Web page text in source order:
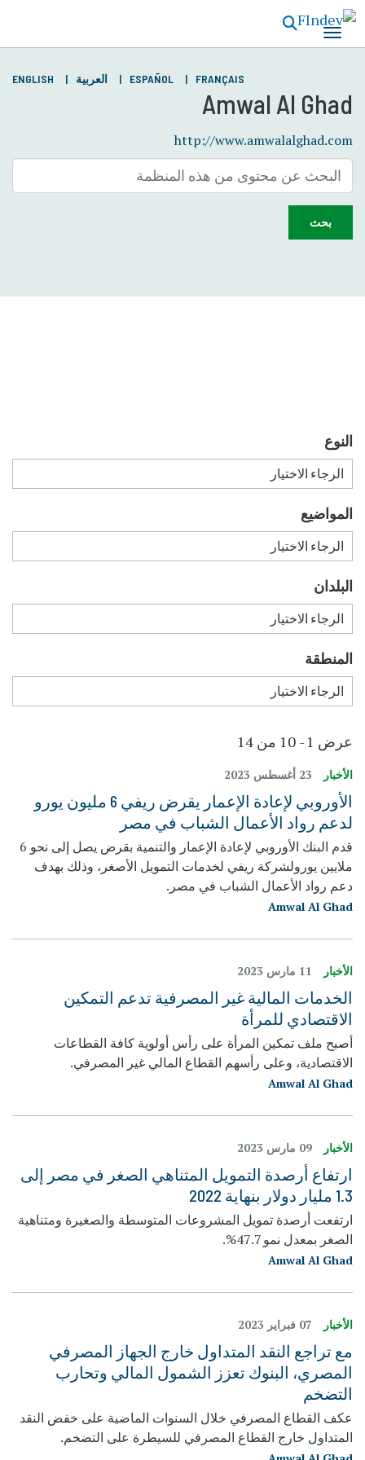
الرئيسي
Amwal Al Ghad
http://www.amwalalghad.com
FRANÇAIS
ESPAÑOL العربية ENGLISH
بحث
عرض 1 - 10 من 14
الأخبار 23 أغسطس 2023
الأوروبي لإعادة الإعمار يقرض ريفي 6 مليون يورو
لدعم رواد الأعمال الشباب في مصر
قدم البنك الأوروبي لإعادة الإعمار والتنمية بقرض يصل إلى نحو 6
ملايين يورولشركة ريفي لخدمات التمويل الأصغر، وذلك بهدف
دعم رواد الأعمال الشباب في مصر.
Amwal Al Ghad
الأخبار
الخدمات المالية غير المصرفية تدعم التمكين
الاقتصادي للمرأة
أصبح ملف تمكين المرأة على رأس أولوية كافة القطاعات
الاقتصادية، وعلى رأسهم القطاع المالي غير المصرفي.
Amwal Al Ghad
الأخبار 09 مارس 2023
ارتفاع أرصدة التمويل المتناهي الصغر في مصر إلى
1.3 مليار دولار بنهاية 2022
ارتفعت أرصدة تمويل المشروعات المتوسطة والصغيرة ومتناهية
الصغر بمعدل نمو 47.7%.
Amwal Al Ghad
الأخبار 07 فبراير 2023
مع تراجع النقد المتداول خارج الجهاز المصرفي
المصري، البنوك تعزز الشمول المالي وتحارب
التضخم
عكف القطاع المصرفي خلال السنوات الماضية على خفض النقد
المتداول خارج القطاع المصرفي للسيطرة على التضخم.
النوع
المواضيع
البلدان
المنطقة